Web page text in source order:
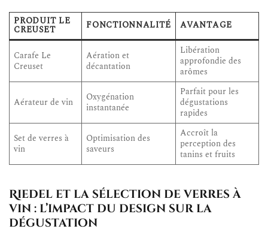
PRODUIT LE
CREUSET FONCTIONNALITÉ AVANTAGE
Carafe Le
Creuset
Aération et
décantation
Libération
approfondie des
arômes
Aérateur de vin
Oxygénation
instantanée
Parfait pour les
dégustations
rapides
Set de verres à
vin
Optimisation des
saveurs
Accroît la
perception des
tanins et fruits
Riedel et la sélection de verres à
vin : l’impact du design sur la
dégustation